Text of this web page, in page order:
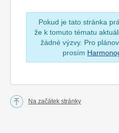
Pokud je tato stránka
že k tomuto tématu
žádné výzvy. Pro
prosím
Na začátek stránky